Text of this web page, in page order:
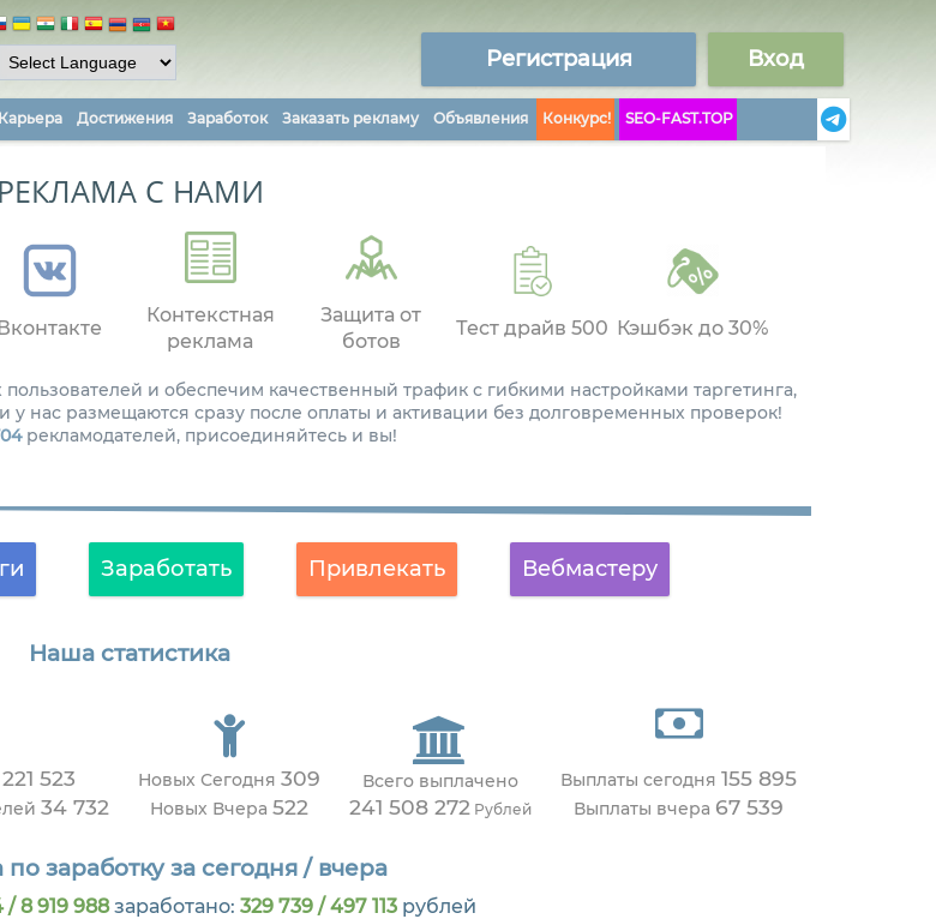
Регистрация Вход
Карьера Достижения Заработок Заказать рекламу Объявления Конкурс! SEO-FAST.TOP
РЕКЛАМА С НАМИ
Контекстная
реклама
Защита от
ботов
Тест драйв 500 Кэшбэк до 30%
и обеспечим качественный трафик с гибкими настройками таргетинга,
нас размещаются сразу после оплаты и активации без долговременных проверок!
рекламодателей, присоединяйтесь и вы!
Заработать Привлекать Вебмастеру
Наша статистика
523
34 732
Новых Сегодня 309
Новых Вчера 522
Всего выплачено
241 508 272 Рублей
Выплаты сегодня 155 895
Выплаты вчера 67 539
по заработку за сегодня / вчера
/ 8 919 988заработано: 329 739 / 497 113рублей